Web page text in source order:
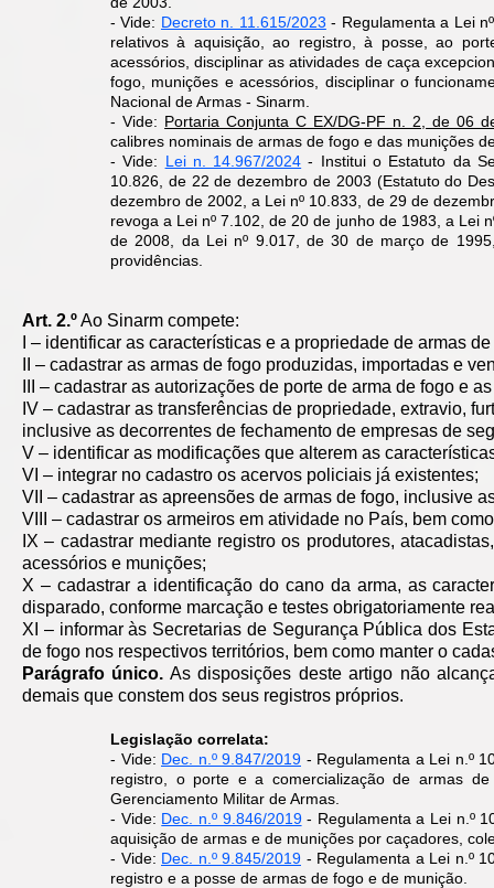
- Vide: Decreto n. 11.615/2023 - Regulamenta a Lei
relativos à aquisição, ao registro, à posse, ao
acessórios, disciplinar as atividades de caça
fogo, munições e acessórios, disciplinar o func
Nacional de Armas - Sinarm.
- Vide: Portaria Conjunta C EX/DG-PF n. 2, de 06
calibres nominais de armas de fogo e das munições
- Vide: Lei n. 14.967/2024 - Institui o Estatuto da
10.826, de 22 de dezembro de 2003 (Estatuto do
dezembro de 2002, a Lei nº 10.833, de 29 de
revoga a Lei nº 7.102, de 20 de junho de 1983, a Lei
de 2008, da Lei nº 9.017, de 30 de março de
providências.
Art. 2.ºAo Sinarm compete:
I – identificar as características e a propriedade de armas
II – cadastrar as armas de fogo produzidas, importadas e
III – cadastrar as autorizações de porte de arma de fogo e
IV – cadastrar as transferências de propriedade, extravio,
inclusive as decorrentes de fechamento de empresas de
V – identificar as modificações que alterem as
VI – integrar no cadastro os acervos policiais já existentes;
VII – cadastrar as apreensões de armas de fogo, inclusive
VIII – cadastrar os armeiros em atividade no País, bem
IX – cadastrar mediante registro os produtores,
acessórios e munições;
X – cadastrar a identificação do cano da arma, as
disparado, conforme marcação e testes obrigatoriamente
XI – informar às Secretarias de Segurança Pública dos
de fogo nos respectivos territórios, bem como manter o
Parágrafo único. As disposições deste artigo não
demais que constem dos seus registros próprios.
Legislação correlata:
- Vide: Dec. n.º 9.847/2019 - Regulamenta a Lei n.º
registro, o porte e a comercialização de armas
Gerenciamento Militar de Armas.
- Vide: Dec. n.º 9.846/2019 - Regulamenta a Lei n.º
aquisição de armas e de munições por caçadores,
- Vide: Dec. n.º 9.845/2019 - Regulamenta a Lei n.º
registro e a posse de armas de fogo e de munição.